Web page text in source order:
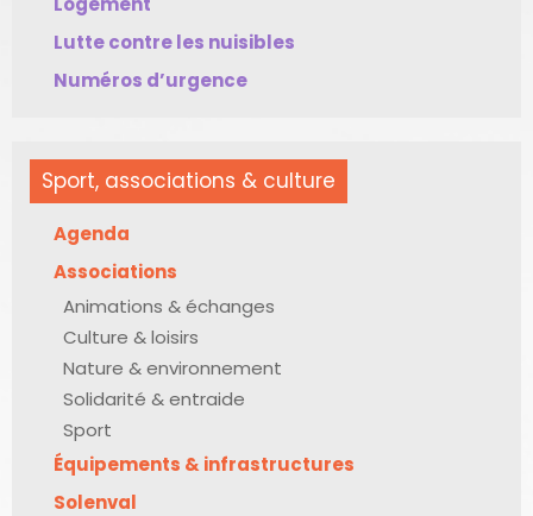
Lutte contre les nuisibles
Numéros d’urgence
Sport, associations & culture
Agenda
Associations
Animations & échanges
Culture & loisirs
Nature & environnement
Solidarité & entraide
Sport
Équipements & infrastructures
Solenval